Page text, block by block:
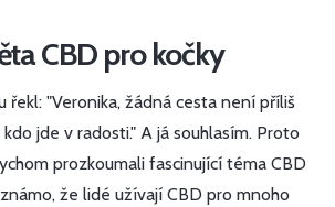
CBD pro kočky
řekl: "Veronika, žádná cesta není příliš
jde v radosti." A já souhlasím. Proto
prozkoumali fascinující téma CBD
že lidé užívají CBD pro mnoho